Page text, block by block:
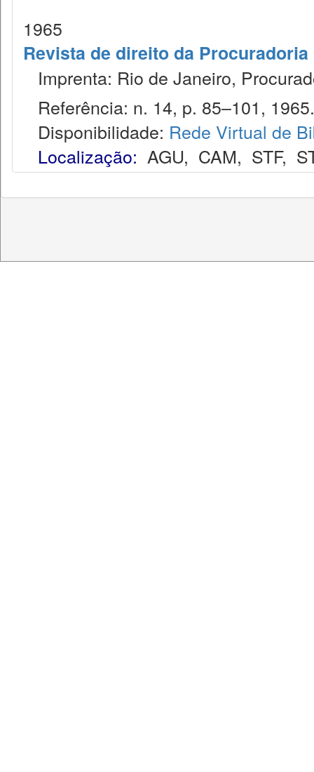
1965
Revista de direito da Procuradoria
Imprenta: Rio de Janeiro,
Referência: n. 14, p. 85–101, 1965.
Disponibilidade: Rede Virtual de
Localização: AGU, CAM, STF,